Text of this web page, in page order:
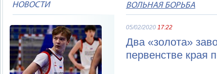
НОВОСТИ ВОЛЬНАЯ БОРЬБА
05/02/2020 17:22
Два «золота»
первенстве края